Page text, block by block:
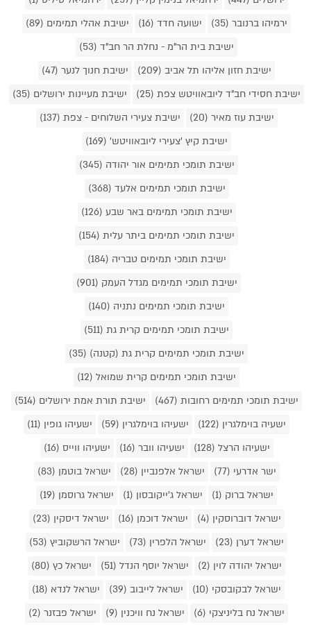
ירמיהו ברנובר (35)
ישועה חדד (16)
ישיבת אהלי תמימים (89)
ישיבת בית הר"מ - נחלת הר חב"ד (53)
ישיבת חזון אליהו תל אביב (209)
ישיבת חנוך לנער (47)
ישיבת חסידי חב"ד ליובאוויטש צפת (25)
ישיבת מעיינות ירושלים (35)
ישיבת עוז מאיר (20)
ישיבת צעירי השלוחים - צפת (137)
ישיבת קיץ 'צעירי ליובאוויטש' (169)
ישיבת תומכי תמימים אור יהודה (345)
ישיבת תומכי תמימים אלעד (368)
ישיבת תומכי תמימים באר שבע (126)
ישיבת תומכי תמימים ביתר עלית (154)
ישיבת תומכי תמימים טבריה (184)
ישיבת תומכי תמימים מגדל העמק (901)
ישיבת תומכי תמימים נתניה (140)
ישיבת תומכי תמימים קרית גת (511)
ישיבת תומכי תמימים קרית גת (קטנה) (35)
ישיבת תומכי תמימים קרית שמואל (12)
ישיבת תומכי תמימים רחובות (467)
ישיבת תורת אמת ירושלים (514)
ישעיה בוימלגרין (122)
ישעיהו בוימלגרין (59)
ישעיהו גופין (11)
ישעיהו הרצל (128)
ישעיהו וובר (16)
ישעיהו ווייס (16)
ישר אדרעי (77)
ישראל אלפנביין (28)
ישראל בוטמן (83)
ישראל ברוק (1)
ישראל ג'ייקובסון (1)
ישראל גרוסמן (19)
ישראל דוברוסקין (4)
ישראל דוכמן (16)
ישראל דיסקין (23)
ישראל דערן (23)
ישראל הלפרין (73)
ישראל הרשקוביץ (53)
ישראל יהודה לוין (2)
ישראל יוסף הנדל (51)
ישראל כץ (80)
ישראל לבקובסקי (10)
ישראל לייבוב (39)
ישראל לנדא (18)
ישראל נח בליניצקי (6)
ישראל נח וויכנין (9)
ישראל פבזנר (2)